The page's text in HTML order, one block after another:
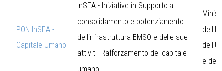
PON InSEA -
Capitale Umano
InSEA - Iniziative in Supporto al
consolidamento e potenziamento
dellinfrastruttura EMSO e delle sue
attivit - Rafforzamento del capitale
umano
e